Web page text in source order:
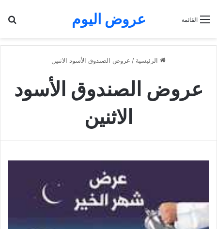
عروض اليوم القائمة
الرئيسية / عروض الصندوق الأسود الاثنين
عروض الصندوق الأسود
الاثنين